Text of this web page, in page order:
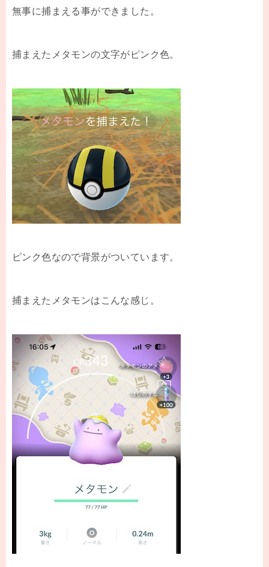
無事に捕まえる事ができました。
捕まえたメタモンの文字がピンク色。
ピンク色なので背景がついています。
捕まえたメタモンはこんな感じ。